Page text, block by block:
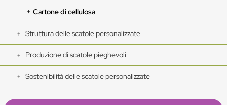
Cartone di cellulosa
Struttura delle scatole personalizzate
Produzione di scatole pieghevoli
Sostenibilità delle scatole personalizzate